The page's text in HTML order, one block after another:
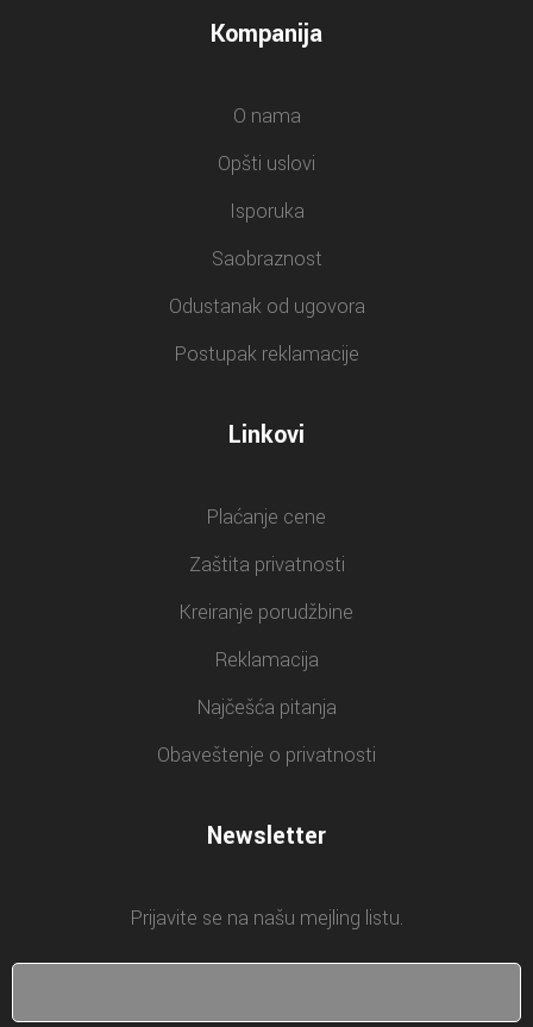
Kompanija
O nama
Opšti uslovi
Isporuka
Saobraznost
Odustanak od ugovora
Postupak reklamacije
Linkovi
Plaćanje cene
Zaštita privatnosti
Kreiranje porudžbine
Reklamacija
Najčešća pitanja
Obaveštenje o privatnosti
Newsletter
Prijavite se na našu mejling listu.